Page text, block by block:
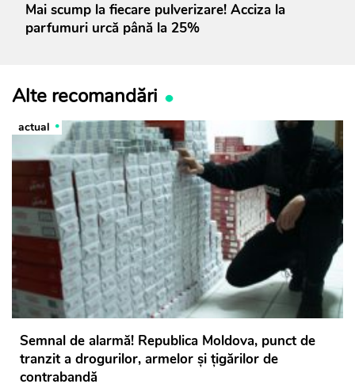
Mai scump la fiecare pulverizare! Acciza la
parfumuri urcă până la 25%
Alte recomandări
actual
Semnal de alarmă! Republica Moldova, punct de
tranzit a drogurilor, armelor și țigărilor de
contrabandă